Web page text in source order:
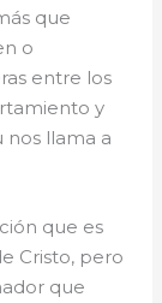
que
o
entre los
y
nos llama a
que es
Cristo, pero
que